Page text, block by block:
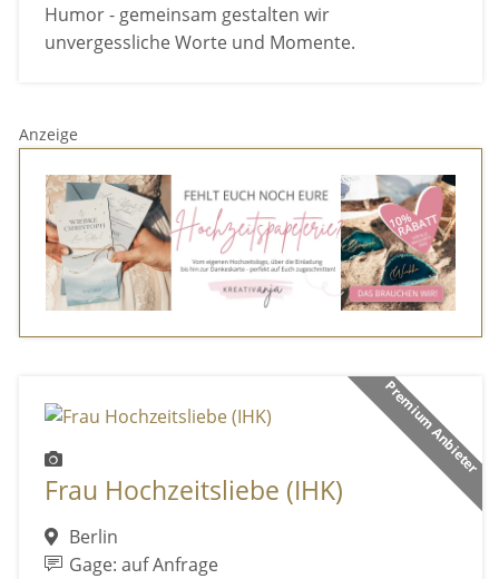
Humor - gemeinsam gestalten wir
unvergessliche Worte und Momente.
Anzeige
Premium Anbieter
Frau Hochzeitsliebe (IHK)
Berlin
Gage: auf Anfrage